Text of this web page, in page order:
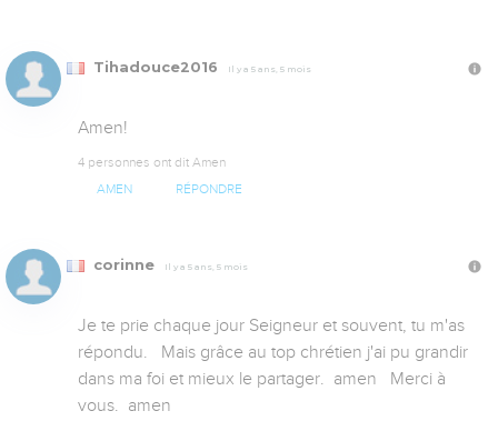
Tihadouce2016 Il y a 5 ans, 5 mois
Amen!
4 personnes ont dit Amen
AMEN RÉPONDRE
corinne Il y a 5 ans, 5 mois
Je te prie chaque jour Seigneur et souvent, tu m'as
répondu.   Mais grâce au top chrétien j'ai pu grandir
dans ma foi et mieux le partager.  amen   Merci à
vous.  amen